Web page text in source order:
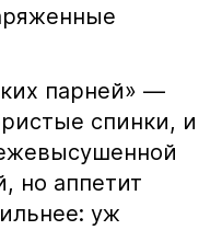
парней» —
спинки, и
но аппетит
уж